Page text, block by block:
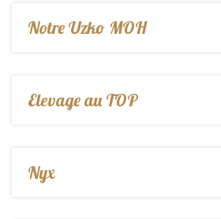
Notre Uzko MOH
Elevage au TOP
Nyx